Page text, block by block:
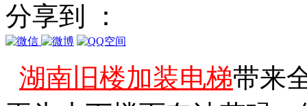
分享到 ：
湖南旧楼加装电梯带来